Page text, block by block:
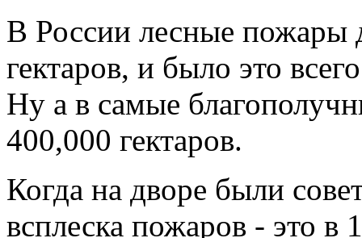
В России лесные пожары
гектаров, и было это
Ну а в самые
400,000 гектаров.
Когда на дворе были
всплеска пожаров - это в